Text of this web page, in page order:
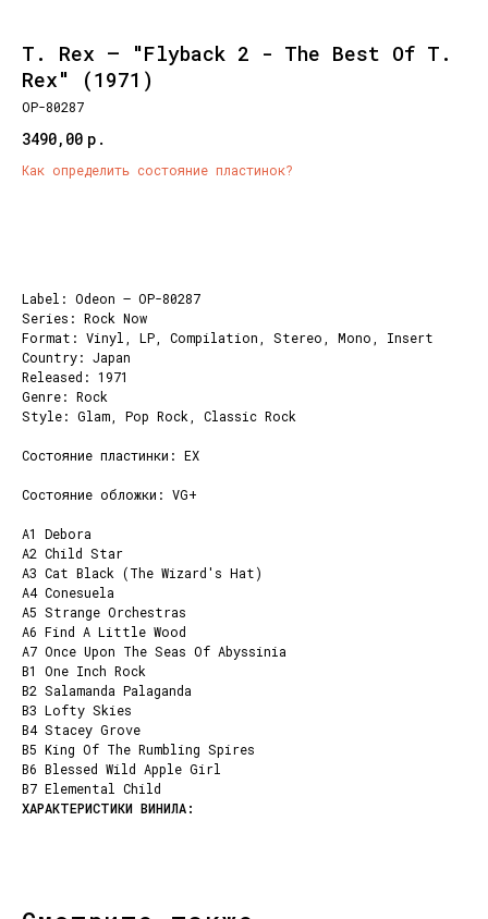
T. Rex – "Flyback 2 - The Best Of T.
Rex" (1971)
OP-80287
3490,00 р.
Как определить состояние пластинок?
Label: Odeon – OP-80287
Series: Rock Now
Format: Vinyl, LP, Compilation, Stereo, Mono, Insert
Country: Japan
Released: 1971
Genre: Rock
Style: Glam, Pop Rock, Classic Rock
Состояние пластинки: EX
Состояние обложки: VG+
A1 Debora
A2 Child Star
A3 Cat Black (The Wizard's Hat)
A4 Conesuela
A5 Strange Orchestras
A6 Find A Little Wood
A7 Once Upon The Seas Of Abyssinia
B1 One Inch Rock
B2 Salamanda Palaganda
B3 Lofty Skies
B4 Stacey Grove
B5 King Of The Rumbling Spires
B6 Blessed Wild Apple Girl
B7 Elemental Child
КОНТАКТЫ